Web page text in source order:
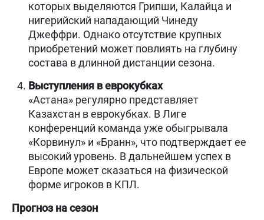
которых выделяются Грипши, Калайца и
нигерийский нападающий Чинеду
Джеффри. Однако отсутствие крупных
приобретений может повлиять на глубину
состава в длинной дистанции сезона.
Выступления в еврокубках
«Астана» регулярно представляет
Казахстан в еврокубках. В Лиге
конференций команда уже обыгрывала
«Корвинул» и «Бранн», что подтверждает ее
высокий уровень. В дальнейшем успех в
Европе может сказаться на физической
форме игроков в КПЛ.
Прогноз на сезон